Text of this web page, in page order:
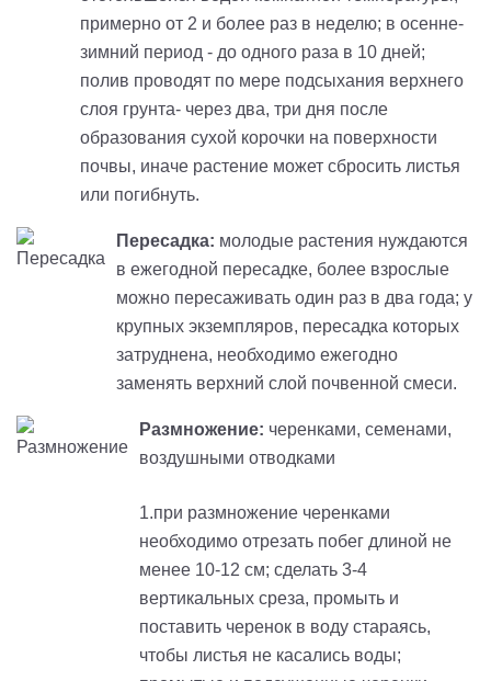
примерно от 2 и более раз в неделю; в осенне-
зимний период - до одного раза в 10 дней;
полив проводят по мере подсыхания верхнего
слоя грунта- через два, три дня после
образования сухой корочки на поверхности
почвы, иначе растение может сбросить листья
или погибнуть.
Пересадка: молодые растения нуждаются
в ежегодной пересадке, более взрослые
можно пересаживать один раз в два года; у
крупных экземпляров, пересадка которых
затруднена, необходимо ежегодно
заменять верхний слой почвенной смеси.
Размножение: черенками, семенами,
воздушными отводками
1.при размножение черенками
необходимо отрезать побег длиной не
менее 10-12 см; сделать 3-4
вертикальных среза, промыть и
поставить черенок в воду стараясь,
чтобы листья не касались воды;